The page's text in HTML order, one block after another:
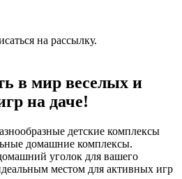
на рассылку.
в мир веселых и
на даче!
детские комплексы
домашние комплексы.
уголок для вашего
местом для активных игр